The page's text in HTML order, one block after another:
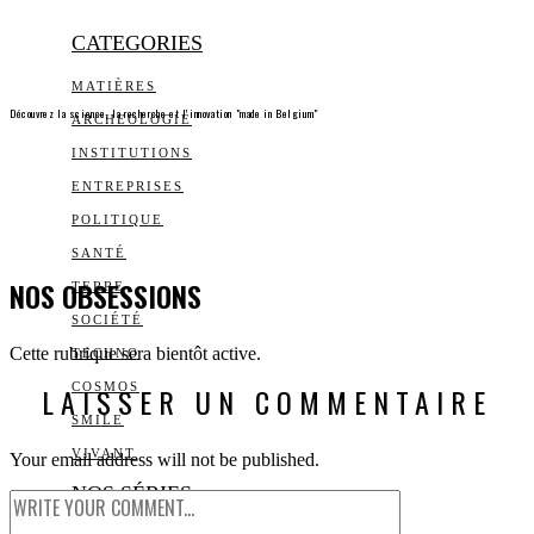
CATEGORIES
MATIÈRES
ARCHEOLOGIE
INSTITUTIONS
ENTREPRISES
POLITIQUE
SANTÉ
TERRE
SOCIÉTÉ
TECHNO
COSMOS
SMILE
VIVANT
NOS SÉRIES
Découvrez la science, la recherche et l’innovation "made in Belgium"
NOS OBSESSIONS
Cette rubrique sera bientôt active.
LAISSER UN COMMENTAIRE
Your email address will not be published.